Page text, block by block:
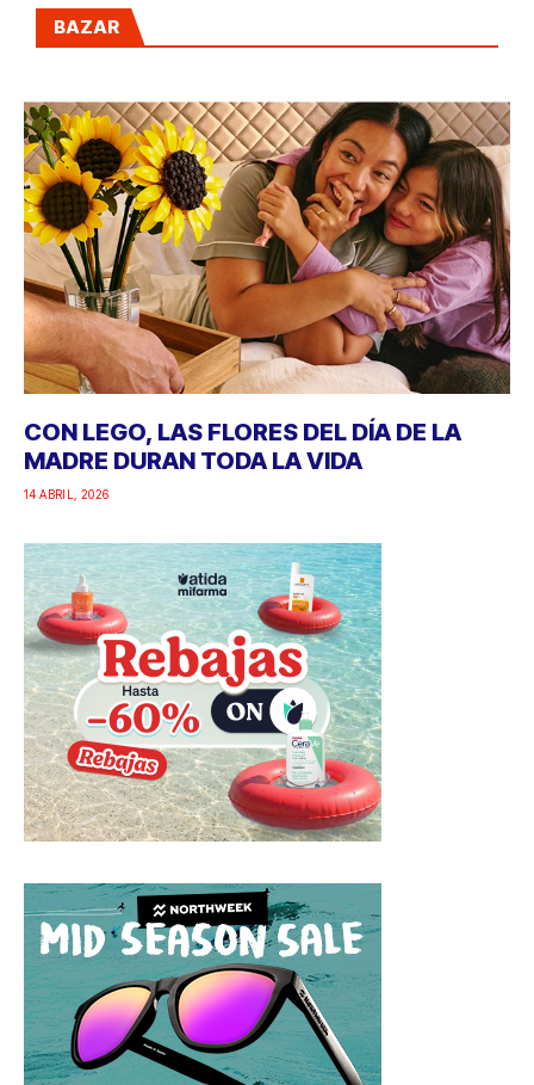
BAZAR
CON LEGO, LAS FLORES DEL DÍA DE LA
MADRE DURAN TODA LA VIDA
14 ABRIL, 2026